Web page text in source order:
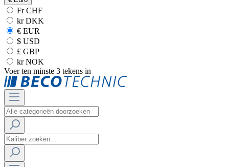
Fr CHF
kr DKK
€ EUR
$ USD
£ GBP
kr NOK
Voer ten minste 3 tekens in